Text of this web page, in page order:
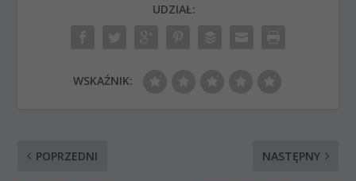
UDZIAŁ:
WSKAŹNIK:
POPRZEDNI NASTĘPNY